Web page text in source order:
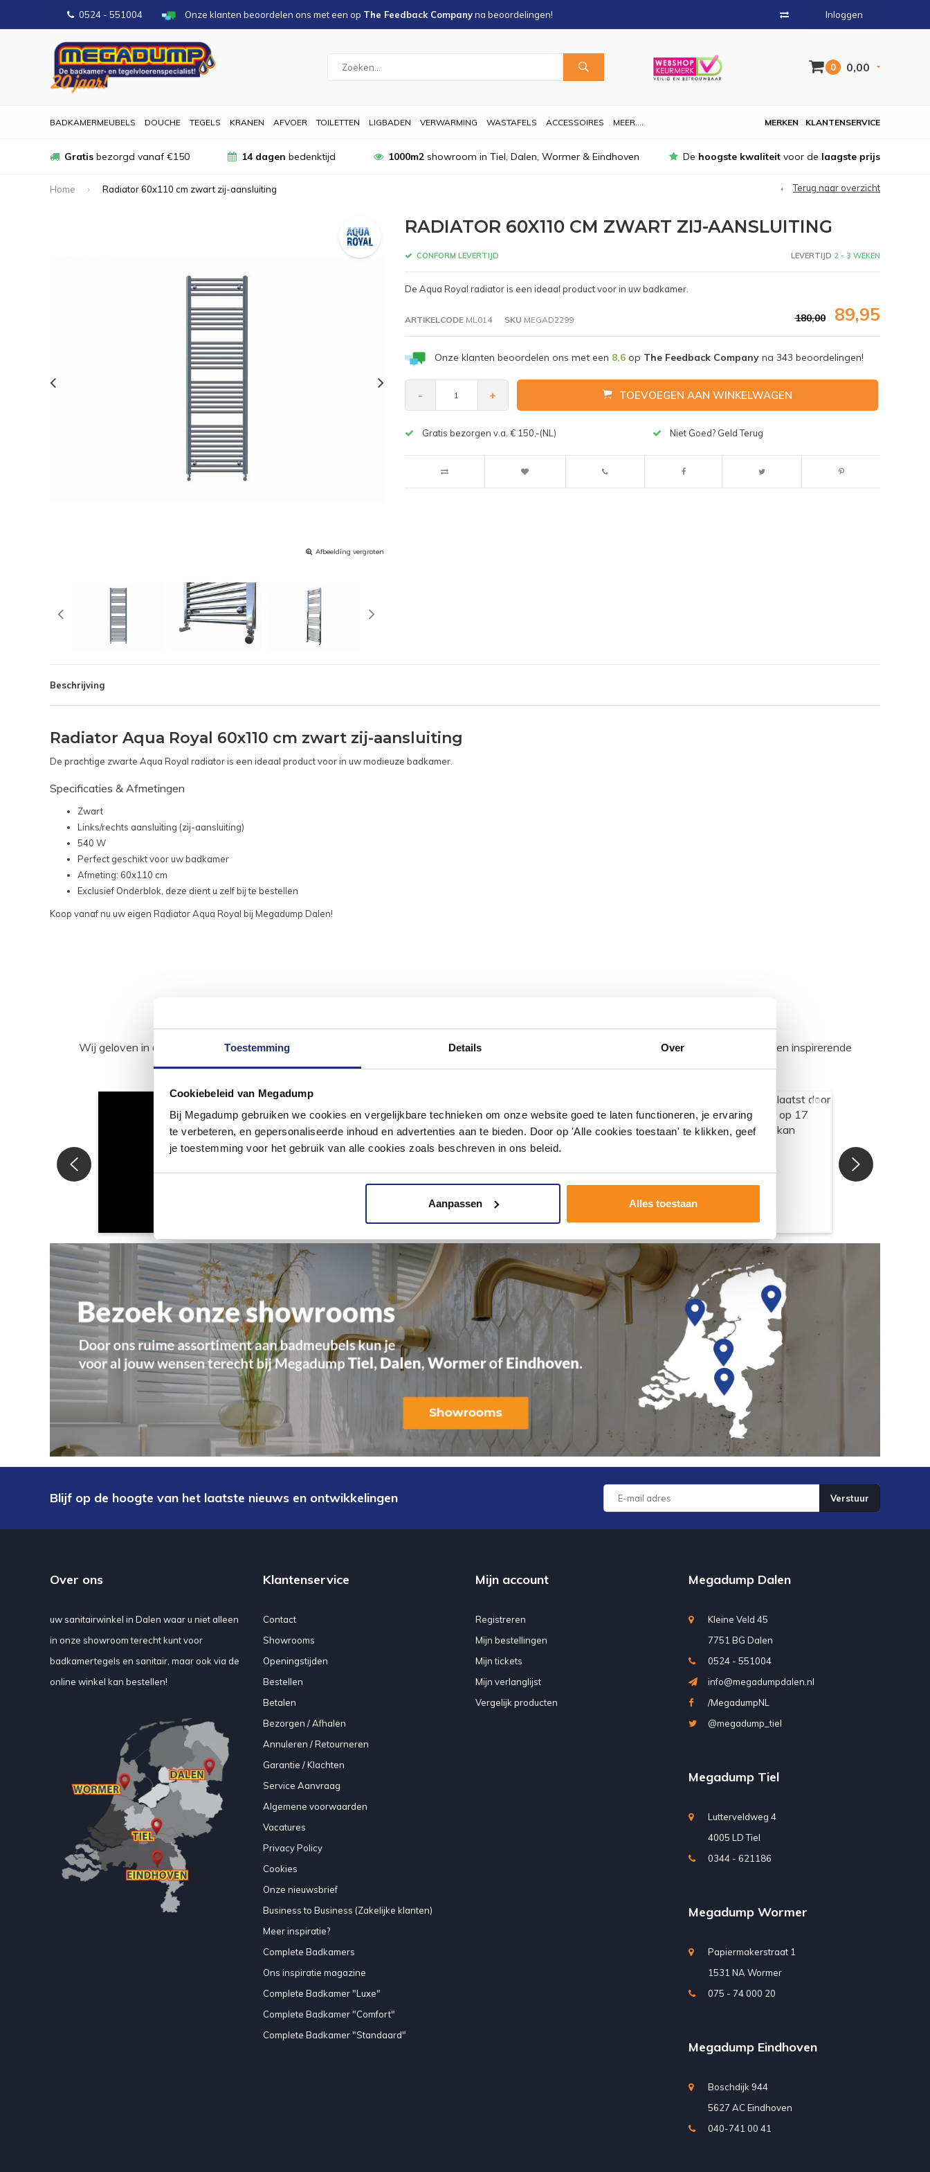
Toestemming Details Over
Cookiebeleid van Megadump
Bij Megadump gebruiken we cookies en vergelijkbare technieken om onze website goed te laten functioneren, je ervaring
te verbeteren, en gepersonaliseerde inhoud en advertenties aan te bieden. Door op 'Alle cookies toestaan' te klikken, geef
je toestemming voor het gebruik van alle cookies zoals beschreven in ons beleid.
Aanpassen Alles toestaan
0524 - 551004 Onze klanten beoordelen ons met een op The Feedback Companyna beoordelingen! Inloggen
0 0,00
BADKAMERMEUBELS DOUCHE TEGELS KRANEN AFVOER TOILETTEN LIGBADEN VERWARMING WASTAFELS ACCESSOIRES MEER.... KLANTENSERVICE
MERKEN
Gratis bezorgd vanaf €150 14 dagen bedenktijd 1000m2showroom in Tiel, Dalen, Wormer & Eindhoven De hoogste kwaliteit voor de laagste prijs
Home Radiator 60x110 cm zwart zij-aansluiting Terug naar overzicht
Afbeelding vergroten
RADIATOR 60X110 CM ZWART ZIJ-AANSLUITING
CONFORM LEVERTIJD LEVERTIJD 2 - 3 WEKEN
De Aqua Royal radiator is een ideaal product voor in uw badkamer.
ARTIKELCODEML014 SKU MEGAD2299 180,00 89,95
Onze klanten beoordelen ons met een 8,6op The Feedback Companyna 343 beoordelingen!
- + TOEVOEGEN AAN WINKELWAGEN
Gratis bezorgen v.a. € 150,-(NL) Niet Goed? Geld Terug
Beschrijving
Radiator Aqua Royal 60x110 cm zwart zij-aansluiting
De prachtige zwarte Aqua Royal radiator is een ideaal product voor in uw modieuze badkamer.
Specificaties & Afmetingen
Zwart
Links/rechts aansluiting (zij-aansluiting)
540 W
Perfect geschikt voor uw badkamer
Afmeting: 60x110 cm
Exclusief Onderblok, deze dient u zelf bij te bestellen
Koop vanaf nu uw eigen Radiator Aqua Royal bij Megadump Dalen!
#mijndroombadkamer
Wij geloven in de kracht van delen. Deel jouw badkamer op Instagram met #mijndroombadkamer en tag @megadumpnl. Samen bouwen we een inspirerende
Blijf op de hoogte van het laatste nieuws en ontwikkelingen Verstuur
Over ons
uw sanitairwinkel in Dalen waar u niet alleen
in onze showroom terecht kunt voor
badkamertegels en sanitair, maar ook via de
online winkel kan bestellen!
Klantenservice
Contact
Showrooms
Openingstijden
Bestellen
Betalen
Bezorgen / Afhalen
Annuleren / Retourneren
Garantie / Klachten
Service Aanvraag
Algemene voorwaarden
Vacatures
Privacy Policy
Cookies
Onze nieuwsbrief
Business to Business (Zakelijke klanten)
Meer inspiratie?
Complete Badkamers
Ons inspiratie magazine
Complete Badkamer "Luxe"
Complete Badkamer "Comfort"
Complete Badkamer "Standaard"
Mijn account
Registreren
Mijn bestellingen
Mijn tickets
Mijn verlanglijst
Vergelijk producten
Megadump Dalen
Kleine Veld 45
7751 BG Dalen
0524 - 551004
info@megadumpdalen.nl
/MegadumpNL
@megadump_tiel
Megadump Tiel
Lutterveldweg 4
4005 LD Tiel
0344 - 621186
Megadump Wormer
Papiermakerstraat 1
1531 NA Wormer
075 - 74 000 20
Megadump Eindhoven
Boschdijk 944
5627 AC Eindhoven
040-741 00 41